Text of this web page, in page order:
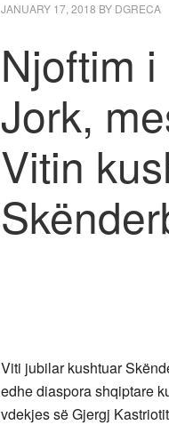
JANUARY 17, 2018 BY DGRECA
Njoftim
Jork,
Vitin
Viti jubilar kushtuar
edhe diaspora shqiptare
vdekjes së Gjergj